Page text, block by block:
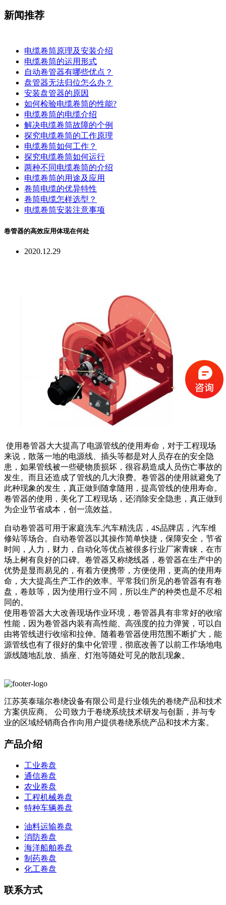
新闻推荐
电缆卷筒原理及安装介绍
电缆卷筒的运用形式
自动卷管器有哪些优点？
盘管器无法归位怎么办？
安装盘管器的原因
如何检验电缆卷筒的性能?
电缆卷筒的电缆介绍
解决电缆卷筒故障的个例
探究电缆卷筒的工作原理
​电缆卷筒如何工作？
探究电缆卷筒如何运行
​两种不同电缆卷筒的介绍
​电缆卷筒的用途及应用
卷筒电缆的优异特性
卷筒电缆怎样选型？
电缆卷筒安装注意事项
卷管器的高效应用体现在何处
2020.12.29
使用卷管器大大提高了电源管线的使用寿命，对于工程现场
来说，散落一地的电源线、插头等都是对人员存在的安全隐
患，如果管线被一些硬物质损坏，很容易造成人员伤亡事故的
发生。而且还造成了管线的几大浪费。卷管器的使用就避免了
此种现象的发生，真正做到随拿随用，提高管线的使用寿命。
卷管器的使用，美化了工程现场，还消除安全隐患，真正做到
为企业节省成本，创一流效益。
自动卷管器可用于家庭洗车,汽车精洗店，4S品牌店，汽车维
修站等场合。自动卷管器以其操作简单快捷，保障安全，节省
时间，人力，财力，自动化等优点被很多行业厂家青睐，在市
场上树有良好的口碑。卷管器又称绕线器，卷管器在生产中的
优势是显而易见的，有着方便携带，方便使用，更高的使用寿
命，大大提高生产工作的效率。平常我们所见的卷管器有有卷
盘，卷鼓等，因为使用行业不同，所以生产的种类也是不尽相
同的。
使用卷管器大大改善现场作业环境，卷管器具有非常好的收缩
性能，因为卷管器内装有高性能、高强度的拉力弹簧，可以自
由将管线进行收缩和拉伸。随着卷管器使用范围不断扩大，能
源管线也有了很好的集中化管理，彻底改善了以前工作场地电
源线随地乱放、插座、灯泡等随处可见的散乱现象。
江苏英泰瑞尔卷绕设备有限公司是行业领先的卷绕产品和技术
方案供应商。 公司致力于卷绕系统技术研发与创新，并与专
业的区域经销商合作向用户提供卷绕系统产品和技术方案。
产品介绍
工业卷盘
通信卷盘
农业卷盘
工程机械卷盘
特种车辆卷盘
油料运输卷盘
消防卷盘
海洋船舶卷盘
制药卷盘
化工卷盘
联系方式